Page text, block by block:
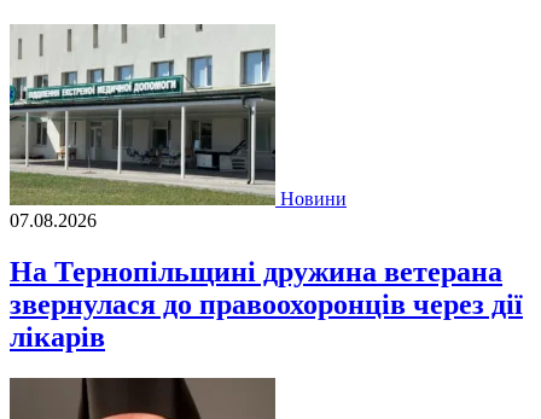
Новини
07.08.2026
На Тернопільщині дружина ветерана
звернулася до правоохоронців через дії
лікарів